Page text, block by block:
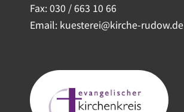
Fax: 030 / 663 10 66
Email: kuesterei@kirche-rudow.de